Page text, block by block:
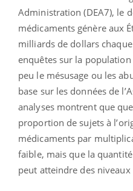
Administration (DEA7), le
médicaments génère aux
milliards de dollars
enquêtes sur la population
peu le mésusage ou les
base sur les données de
analyses montrent que
proportion de sujets à
médicaments par
faible, mais que la
peut atteindre des niveaux